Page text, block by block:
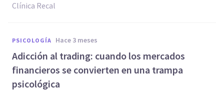
Clínica Recal
PSICOLOGÍA hace 3 meses
Adicción al trading: cuando los mercados
financieros se convierten en una trampa
psicológica